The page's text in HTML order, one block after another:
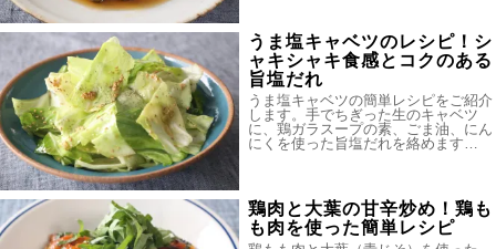
うま塩キャベツのレシピ！シ
ャキシャキ食感とコクのある
旨塩だれ
うま塩キャベツの簡単レシピをご紹介
します。手でちぎった生のキャベツ
に、鶏ガラスープの素、ごま油、にん
にくを使った旨塩だれを絡めます…
鶏肉と大葉の甘辛炒め！鶏も
も肉を使った簡単レシピ